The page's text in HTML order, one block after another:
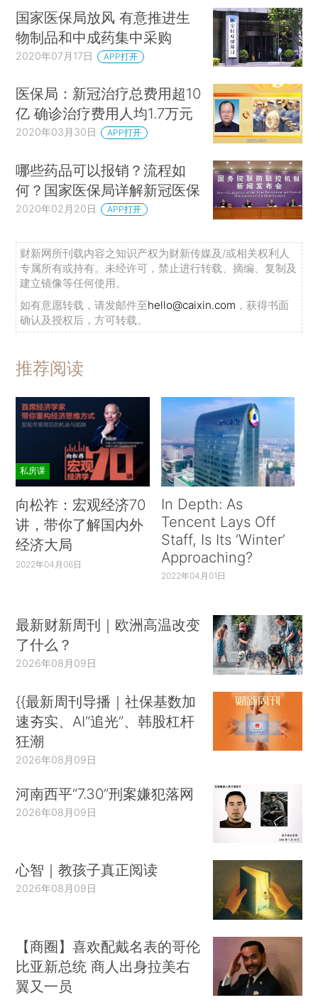
国家医保局放风 有意推进生
物制品和中成药集中采购
2020年07月17日 APP打开
医保局：新冠治疗总费用超10
亿 确诊治疗费用人均1.7万元
2020年03月30日 APP打开
哪些药品可以报销？流程如
何？国家医保局详解新冠医保
2020年02月20日 APP打开
财新网所刊载内容之知识产权为财新传媒及/或相关权利人
专属所有或持有。未经许可，禁止进行转载、摘编、复制及
建立镜像等任何使用。
如有意愿转载，请发邮件至hello@caixin.com ，获得书面
确认及授权后，方可转载。
推荐阅读
私房课
向松祚：宏观经济70
讲，带你了解国内外
经济大局
2022年04月06日
In Depth: As
Tencent Lays Off
Staff, Is Its ‘Winter’
Approaching?
2022年04月01日
最新财新周刊｜欧洲高温改变
了什么？
2026年08月09日
{{最新周刊导播｜社保基数加
速夯实、AI“追光”、韩股杠杆
狂潮
2026年08月09日
河南西平“7.30”刑案嫌犯落网
2026年08月09日
心智｜教孩子真正阅读
2026年08月09日
【商圈】喜欢配戴名表的哥伦
比亚新总统 商人出身拉美右
翼又一员